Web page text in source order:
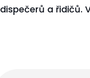
dispečerů a řidičů.